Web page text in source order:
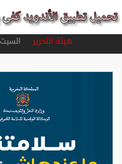
هيئة التحريرالسبت 08 غشت 2026 العدد : 5492